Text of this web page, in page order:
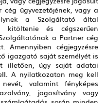
ügyvezetőjének, vagy a
a Szolgáltató által
kitöltenie és cégszerűen
a Partner cég
Amennyiben cégjegyzésre
igazgató saját személyét is
illetően, úgy saját adatai
A nyilatkozaton meg kell
valamint fényképes
jogosítvány vagy